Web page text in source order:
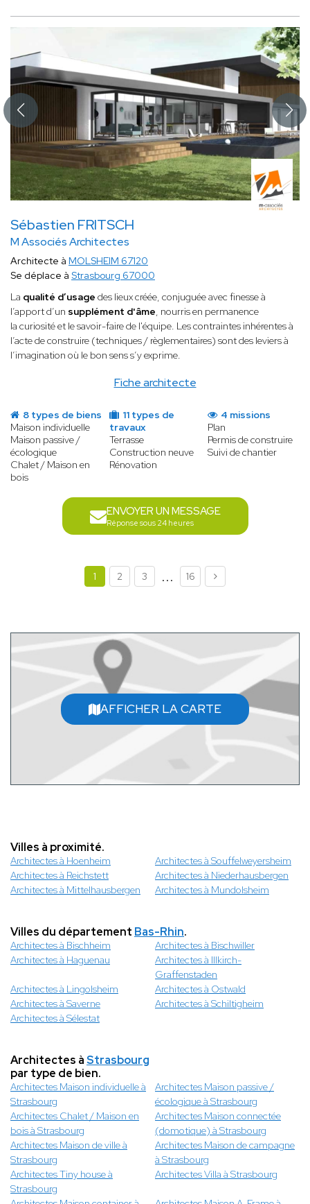
Sébastien FRITSCH
M Associés Architectes
Fiche architecte
Architecte à MOLSHEIM 67120
Se déplace à Strasbourg 67000
La qualité d’usage des lieux créée, conjuguée avec finesse à
l’apport d’un supplément d'âme, nourris en permanence
la curiosité et le savoir-faire de l'équipe. Les contraintes inhérentes à
l’acte de construire (techniques / règlementaires) sont des leviers à
l’imagination où le bon sens s’y exprime.
8 types de biens
Maison individuelle
Maison passive /
écologique
Chalet / Maison en
bois
11 types de
travaux
Terrasse
Construction neuve
Rénovation
4 missions
Plan
Permis de construire
Suivi de chantier
ENVOYER UN MESSAGE
Réponse sous 24 heures
1 2 3 ... 16
AFFICHER LA CARTE
Villes à proximité.
Architectes à Hoenheim
Architectes à Souffelweyersheim
Architectes à Reichstett
Architectes à Niederhausbergen
Architectes à Mittelhausbergen
Architectes à Mundolsheim
Villes du département Bas-Rhin.
Architectes à Bischheim
Architectes à Bischwiller
Architectes à Haguenau
Architectes à Illkirch-
Graffenstaden
Architectes à Lingolsheim
Architectes à Ostwald
Architectes à Saverne
Architectes à Schiltigheim
Architectes à Sélestat
Architectes àStrasbourg
par type de bien.
Architectes Maison individuelle à
Strasbourg
Architectes Maison passive /
écologique à Strasbourg
Architectes Chalet / Maison en
bois à Strasbourg
Architectes Maison connectée
(domotique) à Strasbourg
Architectes Maison de ville à
Strasbourg
Architectes Maison de campagne
à Strasbourg
Architectes Tiny house à
Strasbourg
Architectes Villa à Strasbourg